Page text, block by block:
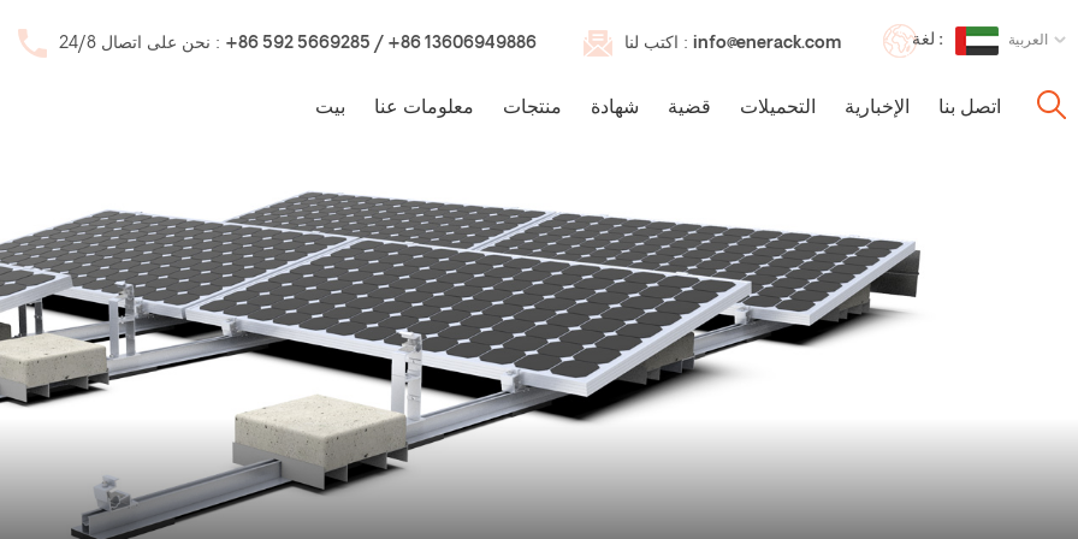
نحن على اتصال 24/8 : +86 592 5669285 / +86 13606949886 اكتب لنا : info@enerack.com لغة : العربية
بيت معلومات عنا منتجات شهادة قضية التحميلات الإخبارية اتصل بنا